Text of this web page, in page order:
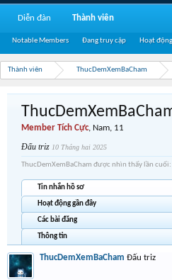
Thành viên ThucDemXemBaCham
Member Tích Cực, Nam, 11
Đấu triz 10 Tháng hai 2025
ThucDemXemBaCham được nhìn thấy lần cuối:
Tin nhắn hồ sơ
Hoạt động gần đây
Các bài đăng
Thông tin
ThucDemXemBaCham Đấu triz
Diễn đàn Thành viên
Notable Members Đang truy cập Hoạt